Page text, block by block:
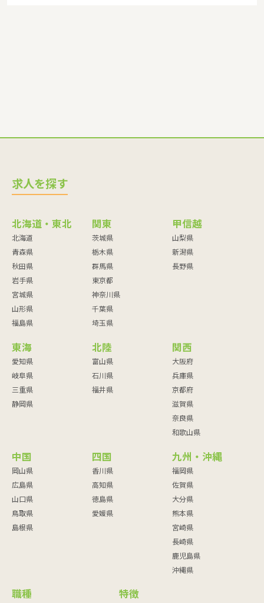
求人を探す
北海道・東北
北海道
青森県
秋田県
岩手県
宮城県
山形県
福島県
関東
茨城県
栃木県
群馬県
東京都
神奈川県
千葉県
埼玉県
甲信越
山梨県
新潟県
長野県
東海
愛知県
岐阜県
三重県
静岡県
北陸
富山県
石川県
福井県
関西
大阪府
兵庫県
京都府
滋賀県
奈良県
和歌山県
中国
岡山県
広島県
山口県
鳥取県
島根県
四国
香川県
高知県
徳島県
愛媛県
九州・沖縄
福岡県
佐賀県
大分県
熊本県
宮崎県
長崎県
鹿児島県
沖縄県
職種 特徴